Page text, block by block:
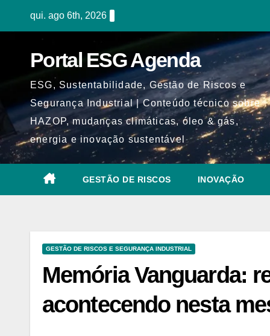
qui. ago 6th, 2026
Portal ESG Agenda
ESG, Sustentabilidade, Gestão de Riscos e
Segurança Industrial | Conteúdo técnico sobre
HAZOP, mudanças climáticas, óleo & gás,
energia e inovação sustentável
GESTÃO DE RISCOS INOVAÇÃO
GESTÃO DE RISCOS E SEGURANÇA INDUSTRIAL
Memória Vanguarda:
acontecendo nesta